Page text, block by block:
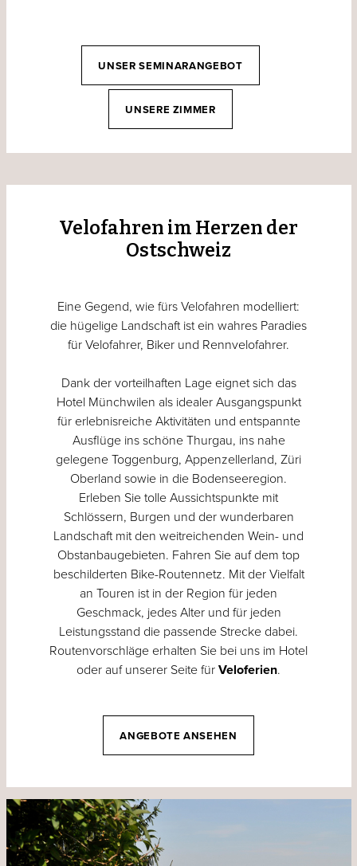
UNSER SEMINARANGEBOT
UNSERE ZIMMER
Velofahren im Herzen der
Ostschweiz
Eine Gegend, wie fürs Velofahren modelliert:
die hügelige Landschaft ist ein wahres Paradies
für Velofahrer, Biker und Rennvelofahrer.
Dank der vorteilhaften Lage eignet sich das
Hotel Münchwilen als idealer Ausgangspunkt
für erlebnisreiche Aktivitäten und entspannte
Ausflüge ins schöne Thurgau, ins nahe
gelegene Toggenburg, Appenzellerland, Züri
Oberland sowie in die Bodenseeregion.
Erleben Sie tolle Aussichtspunkte mit
Schlössern, Burgen und der wunderbaren
Landschaft mit den weitreichenden Wein- und
Obstanbaugebieten. Fahren Sie auf dem top
beschilderten Bike-Routennetz. Mit der Vielfalt
an Touren ist in der Region für jeden
Geschmack, jedes Alter und für jeden
Leistungsstand die passende Strecke dabei.
Routenvorschläge erhalten Sie bei uns im Hotel
oder auf unserer Seite für Veloferien.
ANGEBOTE ANSEHEN